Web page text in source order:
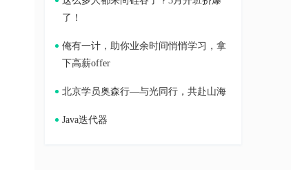
了！
俺有一计，助你业余时间悄悄学习，拿
下高薪offer
北京学员奥森行—与光同行，共赴山海
Java迭代器